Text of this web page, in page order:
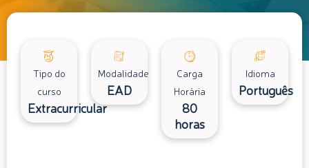
Tipo do
curso
Extracurricular
Modalidade
EAD
Carga
Horária
80
horas
Idioma
Português